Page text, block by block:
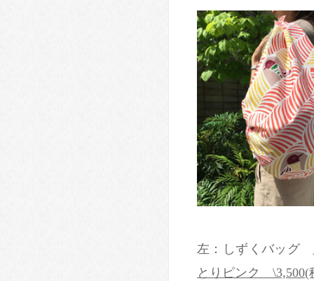
左：しずくバッグ
とりピンク \3,500(